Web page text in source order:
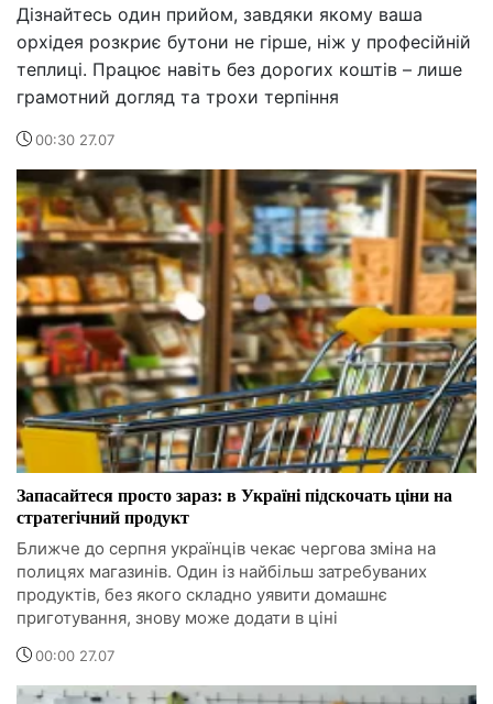
Дізнайтесь один прийом, завдяки якому ваша
орхідея розкриє бутони не гірше, ніж у професійній
теплиці. Працює навіть без дорогих коштів – лише
грамотний догляд та трохи терпіння
00:30 27.07
Запасайтеся просто зараз: в Україні підскочать ціни на
стратегічний продукт
Ближче до серпня українців чекає чергова зміна на
полицях магазинів. Один із найбільш затребуваних
продуктів, без якого складно уявити домашнє
приготування, знову може додати в ціні
00:00 27.07